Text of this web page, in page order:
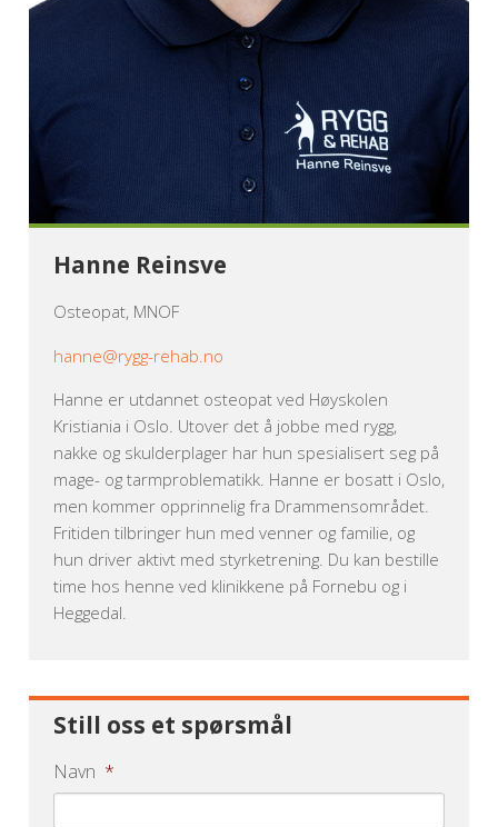
Hanne Reinsve
Osteopat, MNOF
hanne@rygg-rehab.no
Hanne er utdannet osteopat ved Høyskolen
Kristiania i Oslo. Utover det å jobbe med rygg,
nakke og skulderplager har hun spesialisert seg på
mage- og tarmproblematikk. Hanne er bosatt i Oslo,
men kommer opprinnelig fra Drammensområdet.
Fritiden tilbringer hun med venner og familie, og
hun driver aktivt med styrketrening. Du kan bestille
time hos henne ved klinikkene på Fornebu og i
Heggedal.
Still oss et spørsmål
Navn *